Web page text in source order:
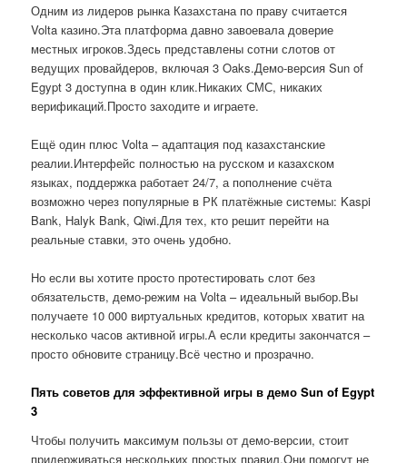
Одним из лидеров рынка Казахстана по праву считается
Volta казино.Эта платформа давно завоевала доверие
местных игроков.Здесь представлены сотни слотов от
ведущих провайдеров, включая 3 Oaks.Демо-версия Sun of
Egypt 3 доступна в один клик.Никаких СМС, никаких
верификаций.Просто заходите и играете.
Ещё один плюс Volta – адаптация под казахстанские
реалии.Интерфейс полностью на русском и казахском
языках, поддержка работает 24/7, а пополнение счёта
возможно через популярные в РК платёжные системы: Kaspi
Bank, Halyk Bank, Qiwi.Для тех, кто решит перейти на
реальные ставки, это очень удобно.
Но если вы хотите просто протестировать слот без
обязательств, демо-режим на Volta – идеальный выбор.Вы
получаете 10 000 виртуальных кредитов, которых хватит на
несколько часов активной игры.А если кредиты закончатся –
просто обновите страницу.Всё честно и прозрачно.
Пять советов для эффективной игры в демо Sun of Egypt
3
Чтобы получить максимум пользы от демо-версии, стоит
придерживаться нескольких простых правил.Они помогут не